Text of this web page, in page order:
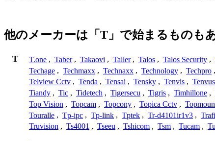
他のメーカーは「T」で始まるものも
T T.one , Taber , Takaovi , Taller , Talos , Talos Security ,
Techage , Techmaxx , Technaxx , Technology , Techpro ,
Telview Cctv , Tenda , Tensai , Tensky , Tenvis , Tenvus
Tiandy , Tic , Tidetech , Tigersecu , Tigris , Timhillone ,
Top Vision , Topcam , Topcony , Topica Cctv ,
Touralle , Tp-ipc , Tp-link , Tptek , Tr-d4101ir1v3 ,
Truvision , Ts4001 , Tseeu , Tshicom , Tsm , Tucam ,